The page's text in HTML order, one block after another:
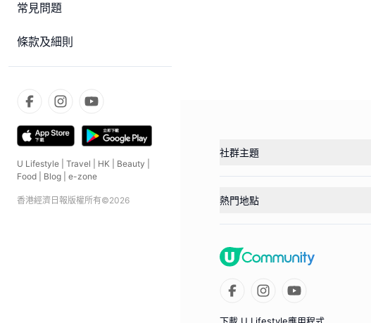
常見問題
條款及細則
U Lifestyle Travel HK Beauty
Food
Blog e-zone
香港經濟日報版權所有©2026
社群主題
熱門地點
下載 U Lifestyle應用程式